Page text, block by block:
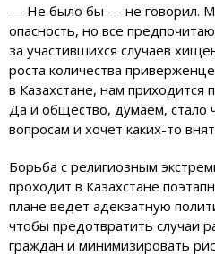
— Не было бы — не говорил.
опасность, но все
за участившихся случаев
роста количества
в Казахстане, нам приходится
Да и общество, думаем, стало
вопросам и хочет каких-то
Борьба с религиозным
проходит в Казахстане
плане ведет адекватную
чтобы предотвратить случаи
граждан и минимизировать